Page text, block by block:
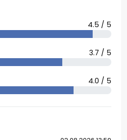
4.5 / 5
3.7 / 5
4.0 / 5